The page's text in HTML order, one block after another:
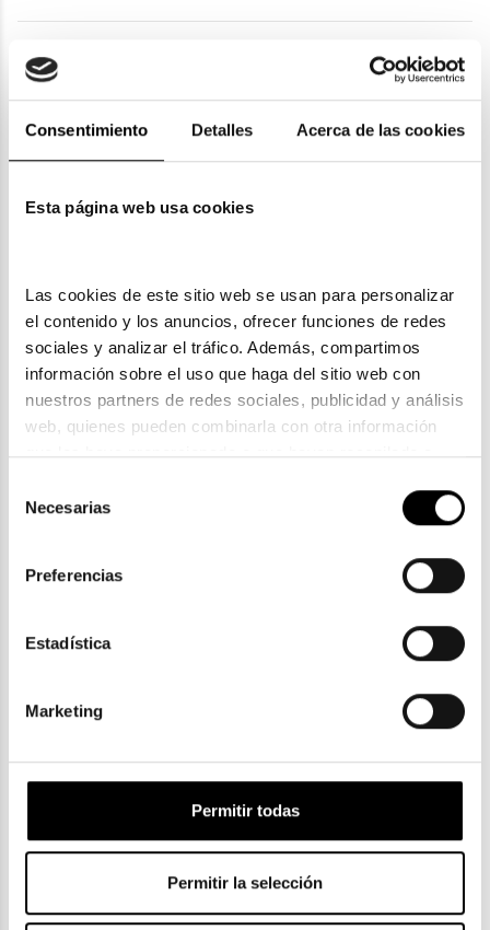
Consentimiento Detalles Acerca de las cookies
Esta página web usa cookies
Las cookies de este sitio web se usan para personalizar
el contenido y los anuncios, ofrecer funciones de redes
sociales y analizar el tráfico. Además, compartimos
información sobre el uso que haga del sitio web con
nuestros partners de redes sociales, publicidad y análisis
web, quienes pueden combinarla con otra información
que les haya proporcionado o que hayan recopilado a
la política de privacidad en el siguiente
. Consulta
Necesarias
Preferencias
Estadística
Marketing
Permitir todas
Permitir la selección
Garantías
También te puede gustar
TOM FORD FT ANDREA 0539 52F
Rebajas
CLICK & COLLECT
PAGO SEGURO